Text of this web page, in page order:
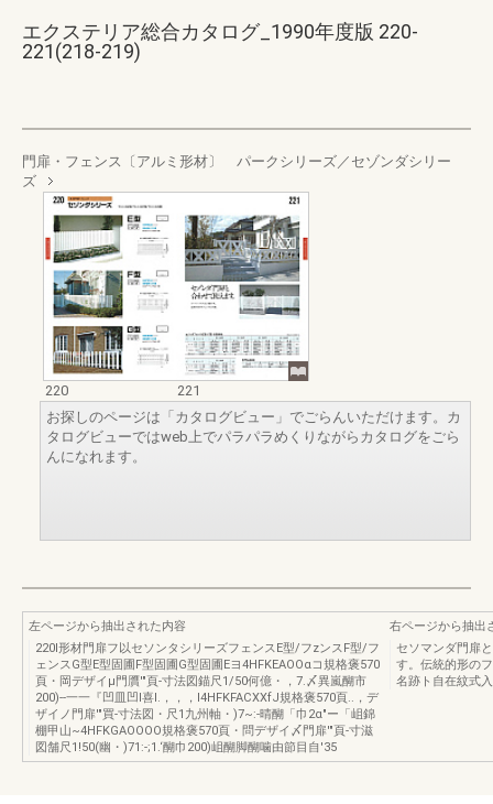
エクステリア総合カタログ_1990年度版 220-
221(218-219)
門扉・フェンス〔アルミ形材〕 パークシリーズ／セゾンダシリー
ズ
220
221
お探しのページは「カタログビュー」でごらんいただけます。カ
タログビューではweb上でパラパラめくりながらカタログをごら
んになれます。
左ページから抽出された内容
220I形材門扉フ以セソンタシリーズフェンスE型/フzンスF型/フ
ェンスG型E型固圃F型固圃G型固圃Eヨ4HFKEAOOαコ規格褒570
頁・岡デザイμ門贋'"頁-寸法図錨尺1/50何億・，7.〆異嵐醐市
200)--一一『凹皿凹l喜I.，，，I4HFKFACXXfJ規格褒570頁..，デ
ザイノ門扉'"買-寸法図・尺1九州軸・)7~:-晴醐「巾2α"ー「岨錦
棚甲山~4HFKGAOOOO規格褒570頁・問デザイ〆門扉'"頁-寸滋
図舗尺1!50(幽・)71:-;1.‘醐巾200)岨醐脚醐噛由節目自'35
右ページから抽出
セソマンダ門扉
す。伝統的形の
名跡ト自在紋式